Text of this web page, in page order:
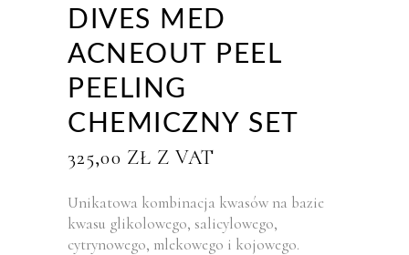
DIVES MED
ACNEOUT PEEL
PEELING
CHEMICZNY SET
325,00 ZŁ Z VAT
Unikatowa kombinacja kwasów na bazie
kwasu glikolowego, salicylowego,
cytrynowego, mlekowego i kojowego.